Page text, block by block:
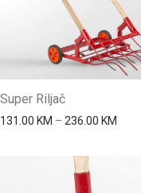
Super Riljač
131.00 KM – 236.00 KM